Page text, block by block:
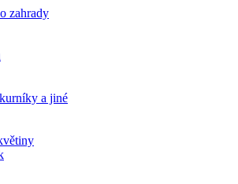
zahrady
a jiné